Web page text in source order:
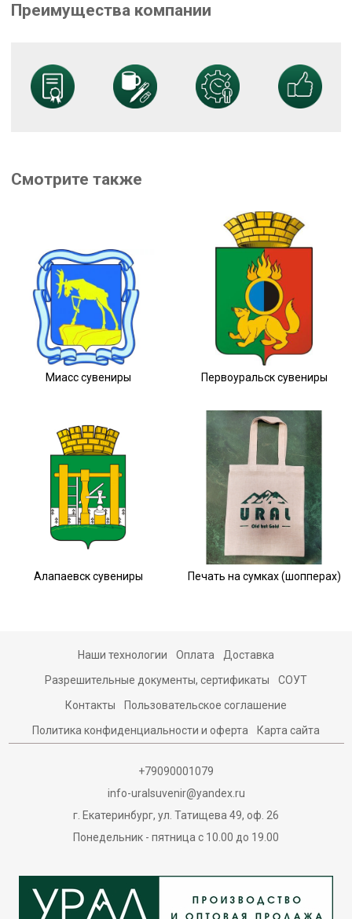
Преимущества компании
Смотрите также
Миасс сувениры Первоуральск сувениры
Алапаевск сувениры Печать на сумках (шопперах)
Наши технологии Оплата Доставка
Разрешительные документы, сертификаты СОУТ
Контакты Пользовательское соглашение
Политика конфиденциальности и оферта Карта сайта
+79090001079
info-uralsuvenir@yandex.ru
г. Екатеринбург, ул. Татищева 49, оф. 26
Понедельник - пятница с 10.00 до 19.00